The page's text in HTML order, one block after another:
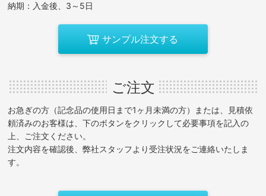
納期：入金後、3～5日
サンプル注文する
ご注文
お急ぎの方（記念品の使用日まで1ヶ月未満の方）または、見積依
頼済みのお客様は、下のボタンをクリックして必要事項を記入の
上、ご注文ください。
注文内容を確認後、弊社スタッフより受注状況をご連絡いたしま
す。